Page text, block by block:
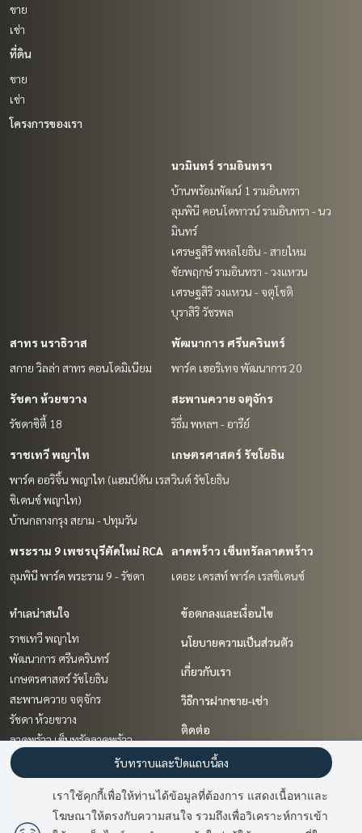
มี2คนกำลังดูประกาศนี้
ขาย
เช่า
ที่ดิน
ขาย
เช่า
โครงการของเรา
นวมินทร์ รามอินทรา
บ้านพร้อมพัฒน์ 1 รามอินทรา
ลุมพินี คอนโดทาวน์ รามอินทรา - นว
มินทร์
เศรษฐสิริ พหลโยธิน - สายไหม
ชัยพฤกษ์ รามอินทรา - วงแหวน
เศรษฐสิริ วงแหวน - จตุโชติ
บุราสิริ วัชรพล
สาทร นราธิวาส
สกาย วิลล่า สาทร คอนโดมิเนียม
พัฒนาการ ศรีนครินทร์
พาร์ค เฮอริเทจ พัฒนาการ 20
รัชดา ห้วยขวาง
รัชดาซิตี้ 18
สะพานควาย จตุจักร
ริธึ่ม พหลฯ - อารีย์
ราชเทวี พญาไท
พาร์ค ออริจิ้น พญาไท (แฮมป์ตัน เรส
ซิเดนซ์ พญาไท)
บ้านกลางกรุง สยาม - ปทุมวัน
เกษตรศาสตร์ รัชโยธิน
วินด์ รัชโยธิน
พระราม 9 เพชรบุรีตัดใหม่ RCA
ลุมพินี พาร์ค พระราม 9 - รัชดา
ลาดพร้าว เซ็นทรัลลาดพร้าว
เดอะ เครสท์ พาร์ค เรสซิเดนซ์
ทำเลน่าสนใจ
ราชเทวี พญาไท
พัฒนาการ ศรีนครินทร์
เกษตรศาสตร์ รัชโยธิน
สะพานควาย จตุจักร
รัชดา ห้วยขวาง
ลาดพร้าว เซ็นทรัลลาดพร้าว
เกษตร นวมินทร์ ลาดปลาเค้า
พระราม 9 เพชรบุรีตัดใหม่ RCA
นวมินทร์ รามอินทรา
สาทร นราธิวาส
ข้อตกลงและเงื่อนไข
นโยบายความเป็นส่วนตัว
เกี่ยวกับเรา
วิธีการฝากขาย-เช่า
ติดต่อ
เราใช้คุกกี้เพื่อให้ท่านได้ข้อมูลที่ต้องการ แสดงเนื้อหาและ
โฆษณาให้ตรงกับความสนใจ รวมถึงเพื่อวิเคราะห์การเข้า
รับทราบและปิดแถบนี้ลง